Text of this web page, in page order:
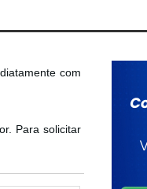
com
Para solicitar